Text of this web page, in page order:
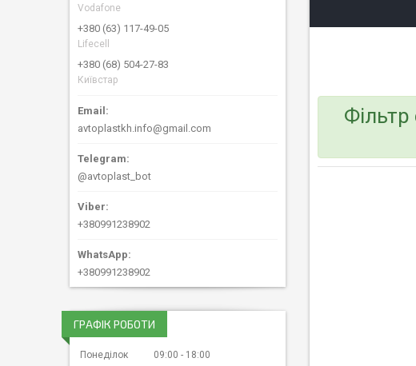
Фільтр
Vodafone
+380 (63) 117-49-05
Lifecell
+380 (68) 504-27-83
Київстар
avtoplastkh.info@gmail.com
@avtoplast_bot
+380991238902
+380991238902
ГРАФІК РОБОТИ
Понеділок 09:00
18:00